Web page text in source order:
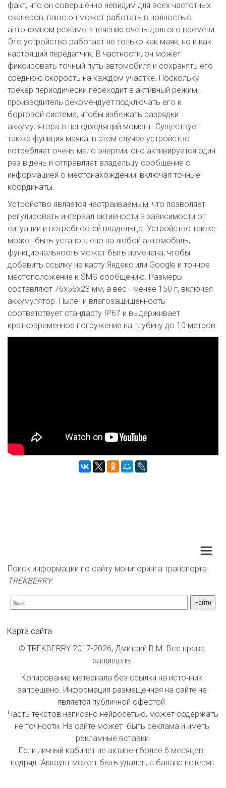
факт, что он совершенно невидим для всех частотных
сканеров, плюс он может работать в полностью
автономном режиме в течение очень долгого времени.
Это устройство работает не только как маяк, но и как
настоящий передатчик. В частности, он может
фиксировать точный путь автомобиля и сохранять его
среднюю скорость на каждом участке. Поскольку
трекер периодически переходит в активный режим,
производитель рекомендует подключать его к
бортовой системе, чтобы избежать разрядки
аккумулятора в неподходящий момент. Существует
также функция маяка, в этом случае устройство
потребляет очень мало энергии; оно активируется один
раз в день и отправляет владельцу сообщение с
информацией о местонахождении, включая точные
координаты.
Устройство является настраиваемым, что позволяет
регулировать интервал активности в зависимости от
ситуации и потребностей владельца. Устройство также
может быть установлено на любой автомобиль;
функциональность может быть изменена, чтобы
добавить ссылку на карту Яндекс или Google и точное
местоположение к SMS-сообщению. Размеры
составляют 76x56x23 мм, а вес - менее 150 г, включая
аккумулятор. Пыле- и влагозащищенность
соответствует стандарту IP67 и выдерживает
кратковременное погружение на глубину до 10 метров.
Поиск информации по сайту мониторинга транспорта
TREKBERRY
Карта сайта
© TREKBERRY 2017-2026, Дмитрий В.М. Все права
защищены.
Копирование материала без ссылки на источник
запрещено. Информация размещенная на сайте не
является публичной офертой.
Часть текстов написано нейросетью, может содержать
не точности. На сайте может  быть реклама и иметь
рекламные вставки.
Если личный кабинет не активен более 6 месяцев
подряд. Аккаунт может быть удален, а баланс потерян.